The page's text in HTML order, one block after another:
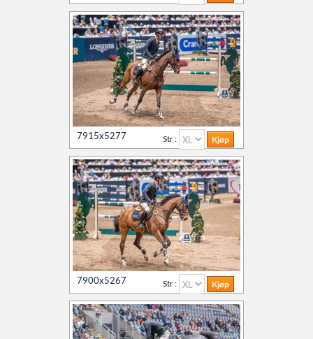
7915x5277 Str :
7900x5267 Str :